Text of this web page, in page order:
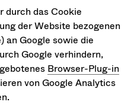
durch das Cookie
der Website bezogenen
an Google sowie die
Google verhindern,
Browser-Plug-in
von Google Analytics